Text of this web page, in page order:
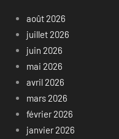
août 2026
juillet 2026
juin 2026
mai 2026
avril 2026
mars 2026
février 2026
janvier 2026